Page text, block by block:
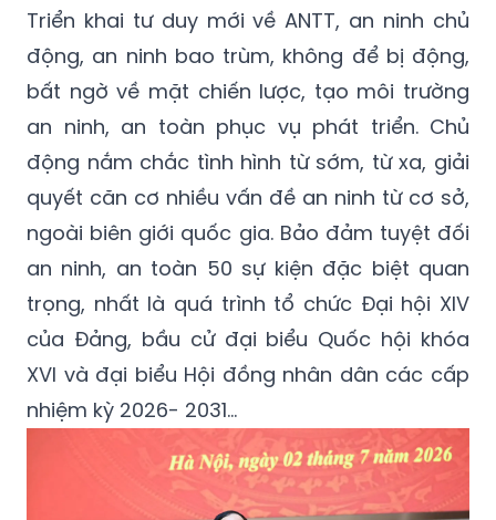
Triển khai tư duy mới về ANTT, an ninh chủ
động, an ninh bao trùm, không để bị động,
bất ngờ về mặt chiến lược, tạo môi trường
an ninh, an toàn phục vụ phát triển. Chủ
động nắm chắc tình hình từ sớm, từ xa, giải
quyết căn cơ nhiều vấn đề an ninh từ cơ sở,
ngoài biên giới quốc gia. Bảo đảm tuyệt đối
an ninh, an toàn 50 sự kiện đặc biệt quan
trọng, nhất là quá trình tổ chức Đại hội XIV
của Đảng, bầu cử đại biểu Quốc hội khóa
XVI và đại biểu Hội đồng nhân dân các cấp
nhiệm kỳ 2026- 2031...